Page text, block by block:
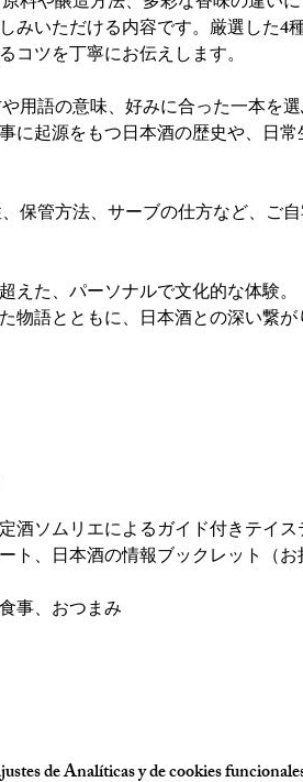
みいただける内容です。厳選した
コツを丁寧にお伝えします。
用語の意味、好みに合った一本を
に起源をもつ日本酒の歴史や、日
保管方法、サーブの仕方など、ご
えた、パーソナルで文化的な体験。
物語とともに、日本酒との深い繋
酒ソムリエによるガイド付きテイ
ト、日本酒の情報ブックレット（お
食事、おつまみ
de Analíticas y de cookies